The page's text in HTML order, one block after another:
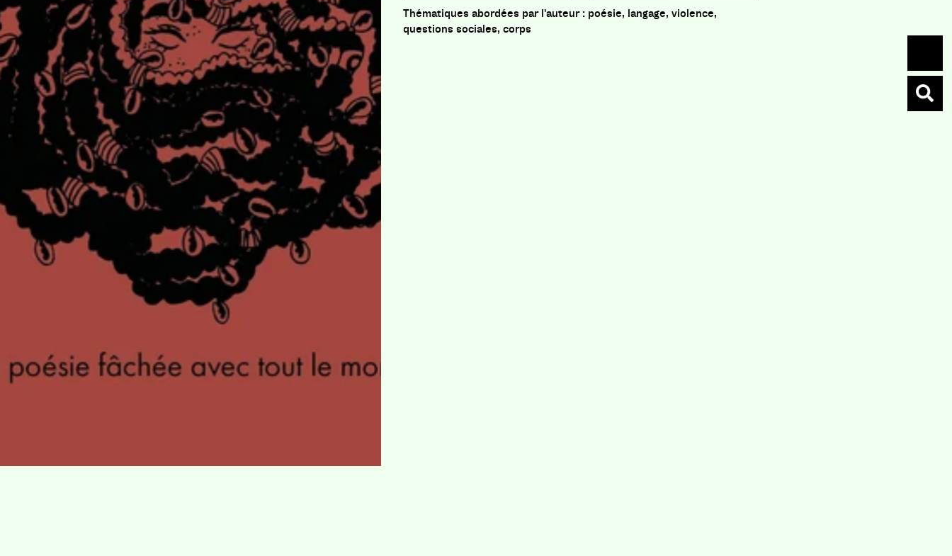
poésie, langage, violence,
questions sociales, corps